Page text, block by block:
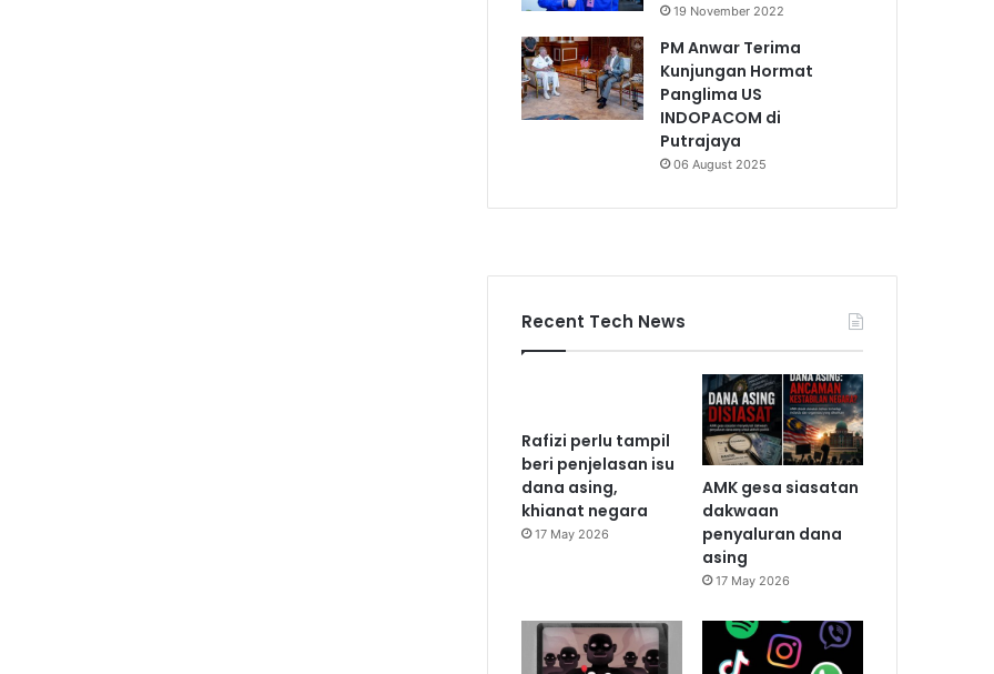
19 November 2022
PM Anwar Terima
Kunjungan Hormat
Panglima US
INDOPACOM di
Putrajaya
06 August 2025
Recent Tech News
Rafizi perlu tampil
beri penjelasan isu
dana asing,
khianat negara
17 May 2026
AMK gesa siasatan
dakwaan
penyaluran dana
asing
17 May 2026